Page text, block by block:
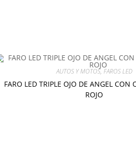
AUTOS Y MOTOS, FAROS LED
FARO LED TRIPLE OJO DE ANGEL CON
ROJO